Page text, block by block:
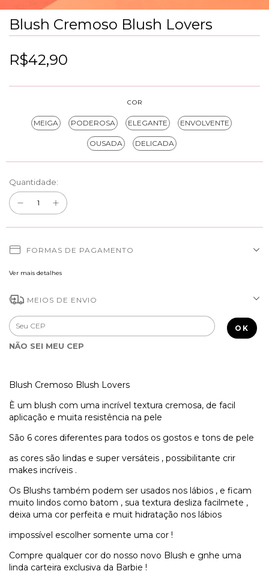
Blush Cremoso Blush Lovers
R$42,90
COR
MEIGA PODEROSA ELEGANTE ENVOLVENTE
OUSADA DELICADA
Quantidade:
FORMAS DE PAGAMENTO
Ver mais detalhes
MEIOS DE ENVIO
Entregas para o CEP: ALTERAR CEP
OK
NÃO SEI MEU CEP
Blush Cremoso Blush Lovers
È um blush com uma incrível textura cremosa, de facil
aplicação e muita resistência na pele
São 6 cores diferentes para todos os gostos e tons de pele
as cores são lindas e super versáteis , possibilitante crir
makes incríveis .
Os Blushs também podem ser usados nos lábios , e ficam
muito lindos como batom , sua textura desliza facilmete ,
deixa uma cor perfeita e muit hidratação nos lábios
impossível escolher somente uma cor !
Compre qualquer cor do nosso novo Blush e gnhe uma
linda carteira exclusiva da Barbie !